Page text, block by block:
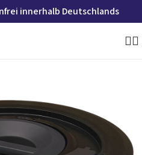
innerhalb Deutschlands